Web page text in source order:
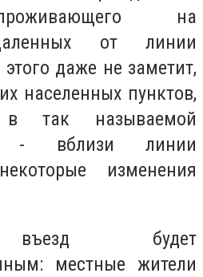
на
от линии
даже не заметит,
населенных пунктов,
в так называемой
- вблизи линии
изменения
въезд будет
местные жители